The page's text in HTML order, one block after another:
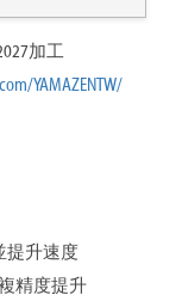
加工
YAMAZENTW/
提升速度
精度提升